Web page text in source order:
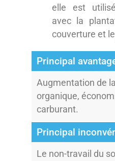
elle est
avec la
couverture et
Principal
Augmentation de
organique,
carburant.
Principal
Le non-travail du